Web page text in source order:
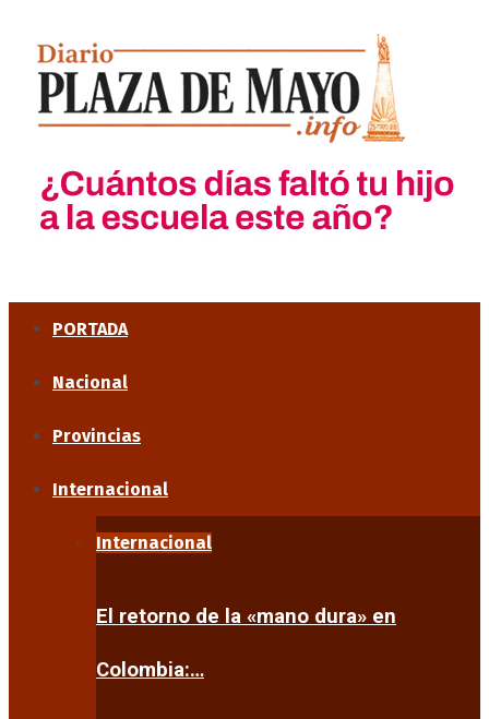
PORTADA
Nacional
Provincias
Internacional
Internacional
El retorno de la «mano dura» en
Colombia:…